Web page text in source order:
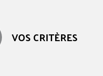
VOS CRITÈRES